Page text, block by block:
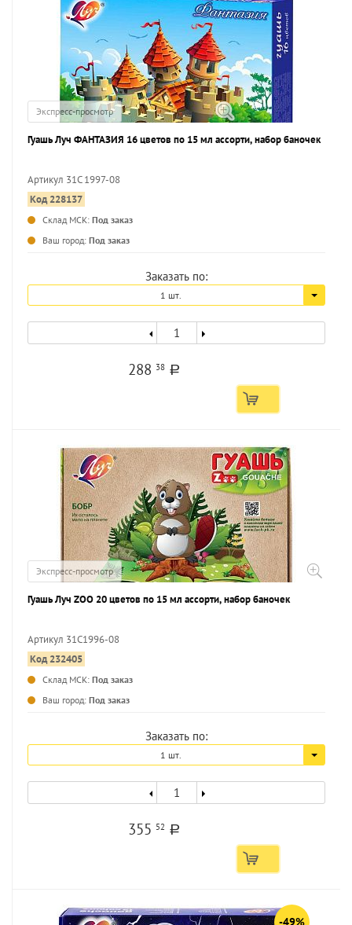
Экспресс-просмотр
Гуашь Луч ФАНТАЗИЯ 16 цветов по 15 мл ассорти, набор баночек
Артикул 31C 1997-08
Код 228137
Склад МСК: Под заказ
Ваш город: Под заказ
Заказать по:
1 шт.
288 38 a
Экспресс-просмотр
Гуашь Луч ZOO 20 цветов по 15 мл ассорти, набор баночек
Артикул 31C1996-08
Код 232405
Склад МСК: Под заказ
Ваш город: Под заказ
Заказать по:
1 шт.
355 52 a
-49%